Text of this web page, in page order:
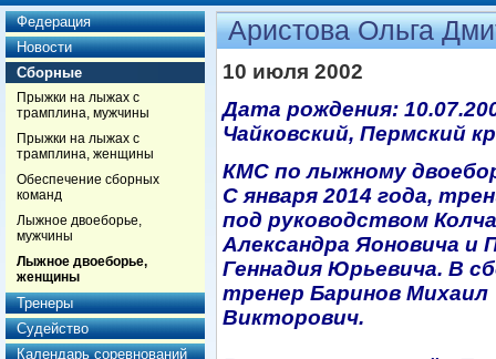
Федерация
Новости
Сборные
Прыжки на лыжах с
трамплина, мужчины
Прыжки на лыжах с
трамплина, женщины
Обеспечение сборных
команд
Лыжное двоеборье,
мужчины
Лыжное двоеборье,
женщины
Тренеры
Судейство
Календарь соревнований
Аристова Ольга
10 июля 2002
Дата рождения:
Чайковский, Пермский
КМС по лыжному
С января 2014 года,
под руководством
Александра Яоновича и
Геннадия Юрьевича. В
тренер Баринов Михаил
Викторович.